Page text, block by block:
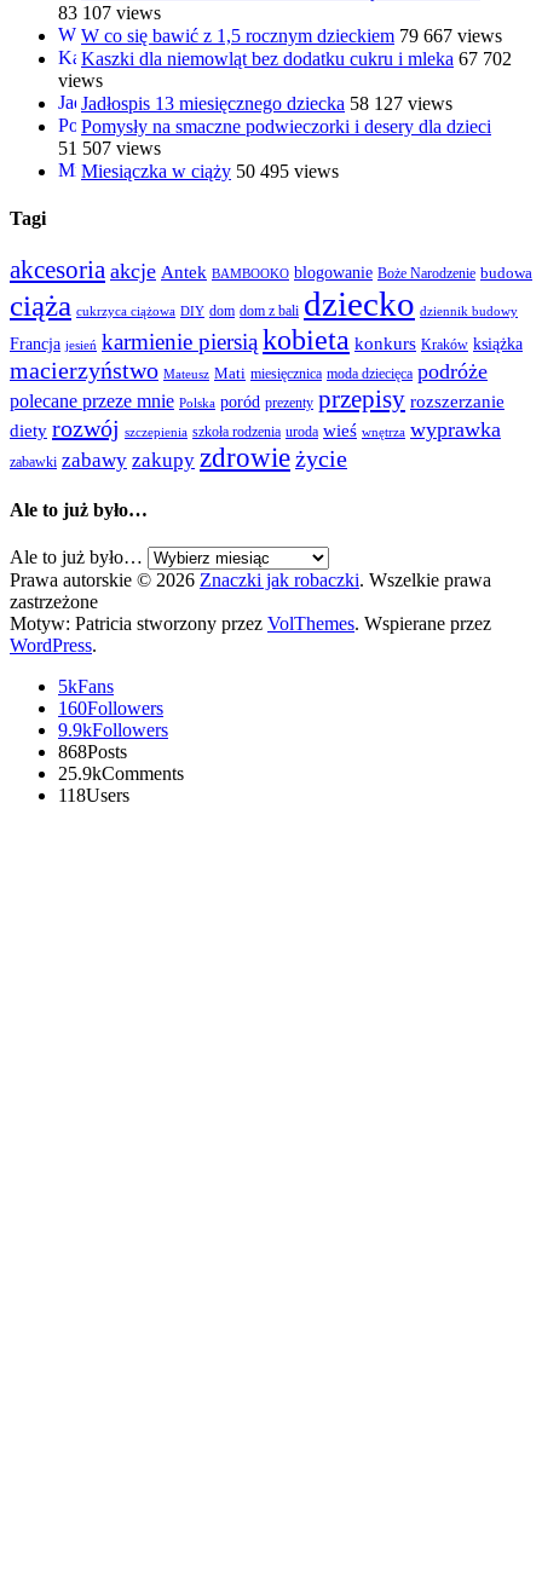
83 107 views
W co się bawić z 1,5 rocznym dzieckiem 79 667 views
Kaszki dla niemowląt bez dodatku cukru i mleka 67 702
views
Jadłospis 13 miesięcznego dziecka 58 127 views
Pomysły na smaczne podwieczorki i desery dla dzieci
51 507 views
Miesiączka w ciąży 50 495 views
Tagi
akcesoria akcje Antek BAMBOOKO blogowanie Boże Narodzenie budowa
ciąża cukrzyca ciążowa DIY dom dom z bali dziecko dziennik budowy
Francja jesień karmienie piersiąkobieta konkurs Kraków książka
macierzyństwo Mateusz Mati miesięcznica moda dziecięca podróże
polecane przeze mnie Polska poród prezenty przepisy rozszerzanie
diety rozwój szczepienia szkoła rodzenia uroda wieś wnętrza wyprawka
zabawki zabawy zakupy zdrowieżycie
Ale to już było…
Ale to już było…
Prawa autorskie © 2026 Znaczki jak robaczki. Wszelkie prawa
zastrzeżone
Motyw: Patricia stworzony przez VolThemes. Wspierane przez
WordPress.
5kFans
160Followers
9.9kFollowers
868Posts
25.9kComments
118Users